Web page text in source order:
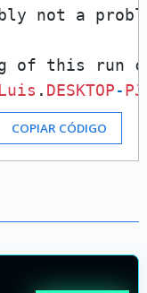
not a
of this run
Luis . DESKTOP-
COPIAR CÓDIGO